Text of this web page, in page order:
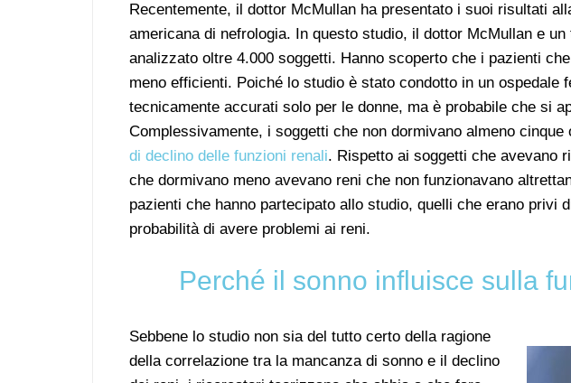
Recentemente, il dottor McMullan ha presentato i suoi risultati
americana di nefrologia. In questo studio, il dottor McMullan e
analizzato oltre 4.000 soggetti. Hanno scoperto che i pazienti
meno efficienti. Poiché lo studio è stato condotto in un ospedale
tecnicamente accurati solo per le donne, ma è probabile che si
Complessivamente, i soggetti che non dormivano almeno cinque
di declino delle funzioni renali. Rispetto ai soggetti che avevano
che dormivano meno avevano reni che non funzionavano
pazienti che hanno partecipato allo studio, quelli che erano privi
probabilità di avere problemi ai reni.
Perché il sonno influisce sulla
Sebbene lo studio non sia del tutto certo della ragione
della correlazione tra la mancanza di sonno e il declino